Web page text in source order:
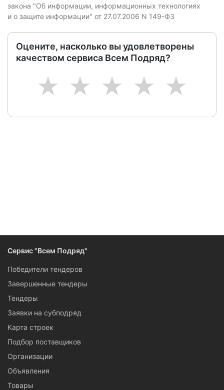
закона "Об информации, информационных технологиях
и о защите информации" от 27.07.2006 N 149-ФЗ
Оцените, насколько вы удовлетворены
качеством сервиса Всем Подряд?
5
4
3
2
1
Сервис "Всем Подряд"
Победители тендеров
Завершенные тендеры
Тендеры
Заявки на субподряд
Карта строек
Подбор поставщиков
Организации
Объявления
Товары